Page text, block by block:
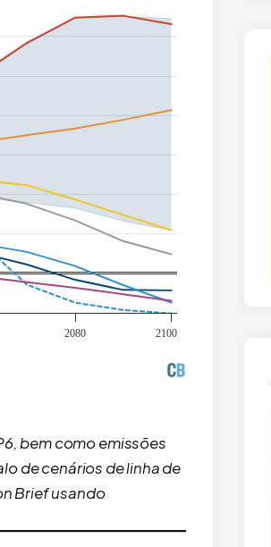
bem como emissões
de cenários de linha de
Brief usando